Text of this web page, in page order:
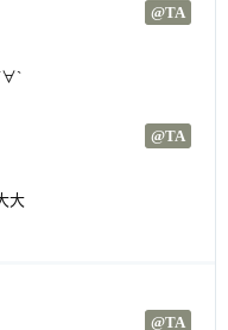
@TA
@TA
大
@TA